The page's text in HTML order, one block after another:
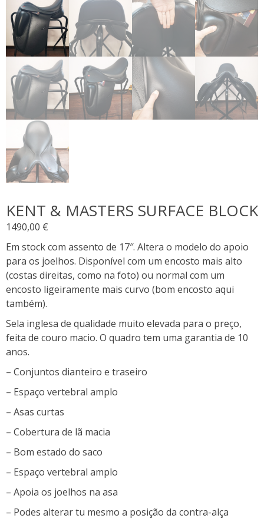
KENT & MASTERS SURFACE BLOCK
1490,00 €
Em stock com assento de 17″. Altera o modelo do apoio
para os joelhos. Disponível com um encosto mais alto
(costas direitas, como na foto) ou normal com um
encosto ligeiramente mais curvo (bom encosto aqui
também).
Sela inglesa de qualidade muito elevada para o preço,
feita de couro macio. O quadro tem uma garantia de 10
anos.
– Conjuntos dianteiro e traseiro
– Espaço vertebral amplo
– Asas curtas
– Cobertura de lã macia
– Bom estado do saco
– Espaço vertebral amplo
– Apoia os joelhos na asa
– Podes alterar tu mesmo a posição da contra-alça